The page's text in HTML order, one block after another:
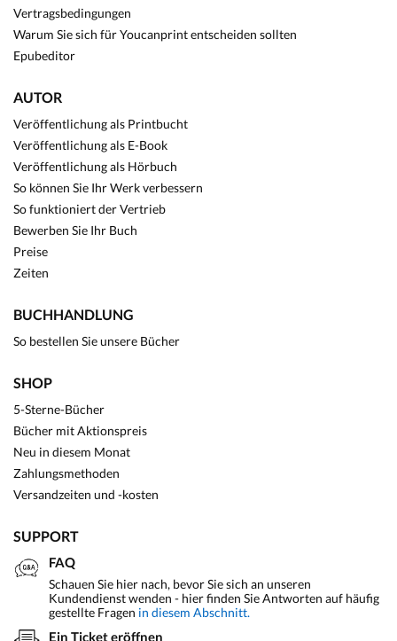
Vertragsbedingungen
Warum Sie sich für Youcanprint entscheiden sollten
Epubeditor
AUTOR
Veröffentlichung als Printbucht
Veröffentlichung als E-Book
Veröffentlichung als Hörbuch
So können Sie Ihr Werk verbessern
So funktioniert der Vertrieb
Bewerben Sie Ihr Buch
Preise
Zeiten
BUCHHANDLUNG
So bestellen Sie unsere Bücher
SHOP
5-Sterne-Bücher
Bücher mit Aktionspreis
Neu in diesem Monat
Zahlungsmethoden
Versandzeiten und -kosten
SUPPORT
FAQ
Schauen Sie hier nach, bevor Sie sich an unseren
Kundendienst wenden - hier finden Sie Antworten auf häufig
gestellte Fragen in diesem Abschnitt.
Ein Ticket eröffnen